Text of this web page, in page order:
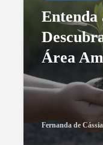
Entenda
Área